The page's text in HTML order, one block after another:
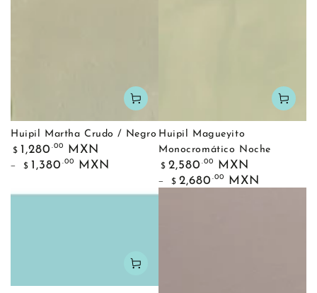
Huipil Martha Crudo / Negro
Precio
regular
$ 1,280 .00 MXN
$ 1,380 .00 MXN
Huipil Magueyito
Monocromático Noche
Precio
regular
$ 2,580 .00 MXN
$ 2,680 .00 MXN